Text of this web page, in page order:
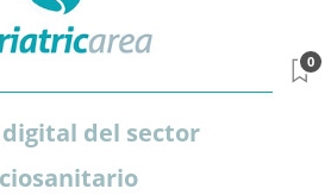
digital del sector
0